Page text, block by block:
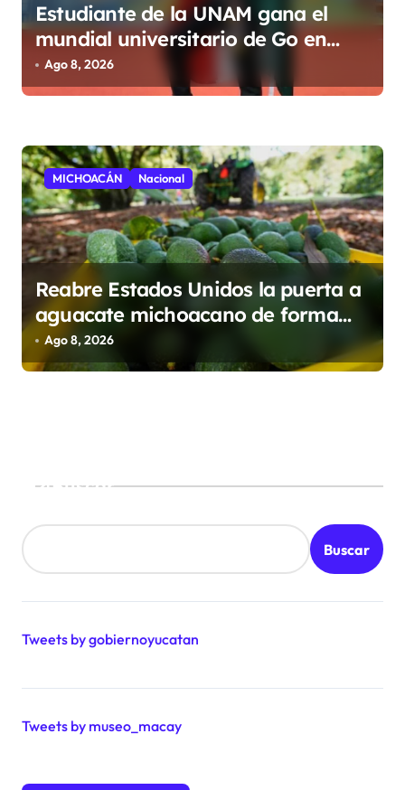
Estudiante de la UNAM gana el
mundial universitario de Go en
China
Ago 8, 2026
MICHOACÁN Nacional
Reabre Estados Unidos la puerta a
aguacate michoacano de forma
“gradual”
Ago 8, 2026
Buscar
Buscar
Tweets by gobiernoyucatan
Tweets by museo_macay